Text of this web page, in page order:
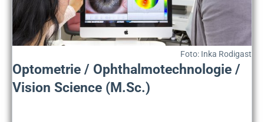
Foto: Inka Rodigast
Optometrie / Ophthalmotechnologie /
Vision Science (M.Sc.)